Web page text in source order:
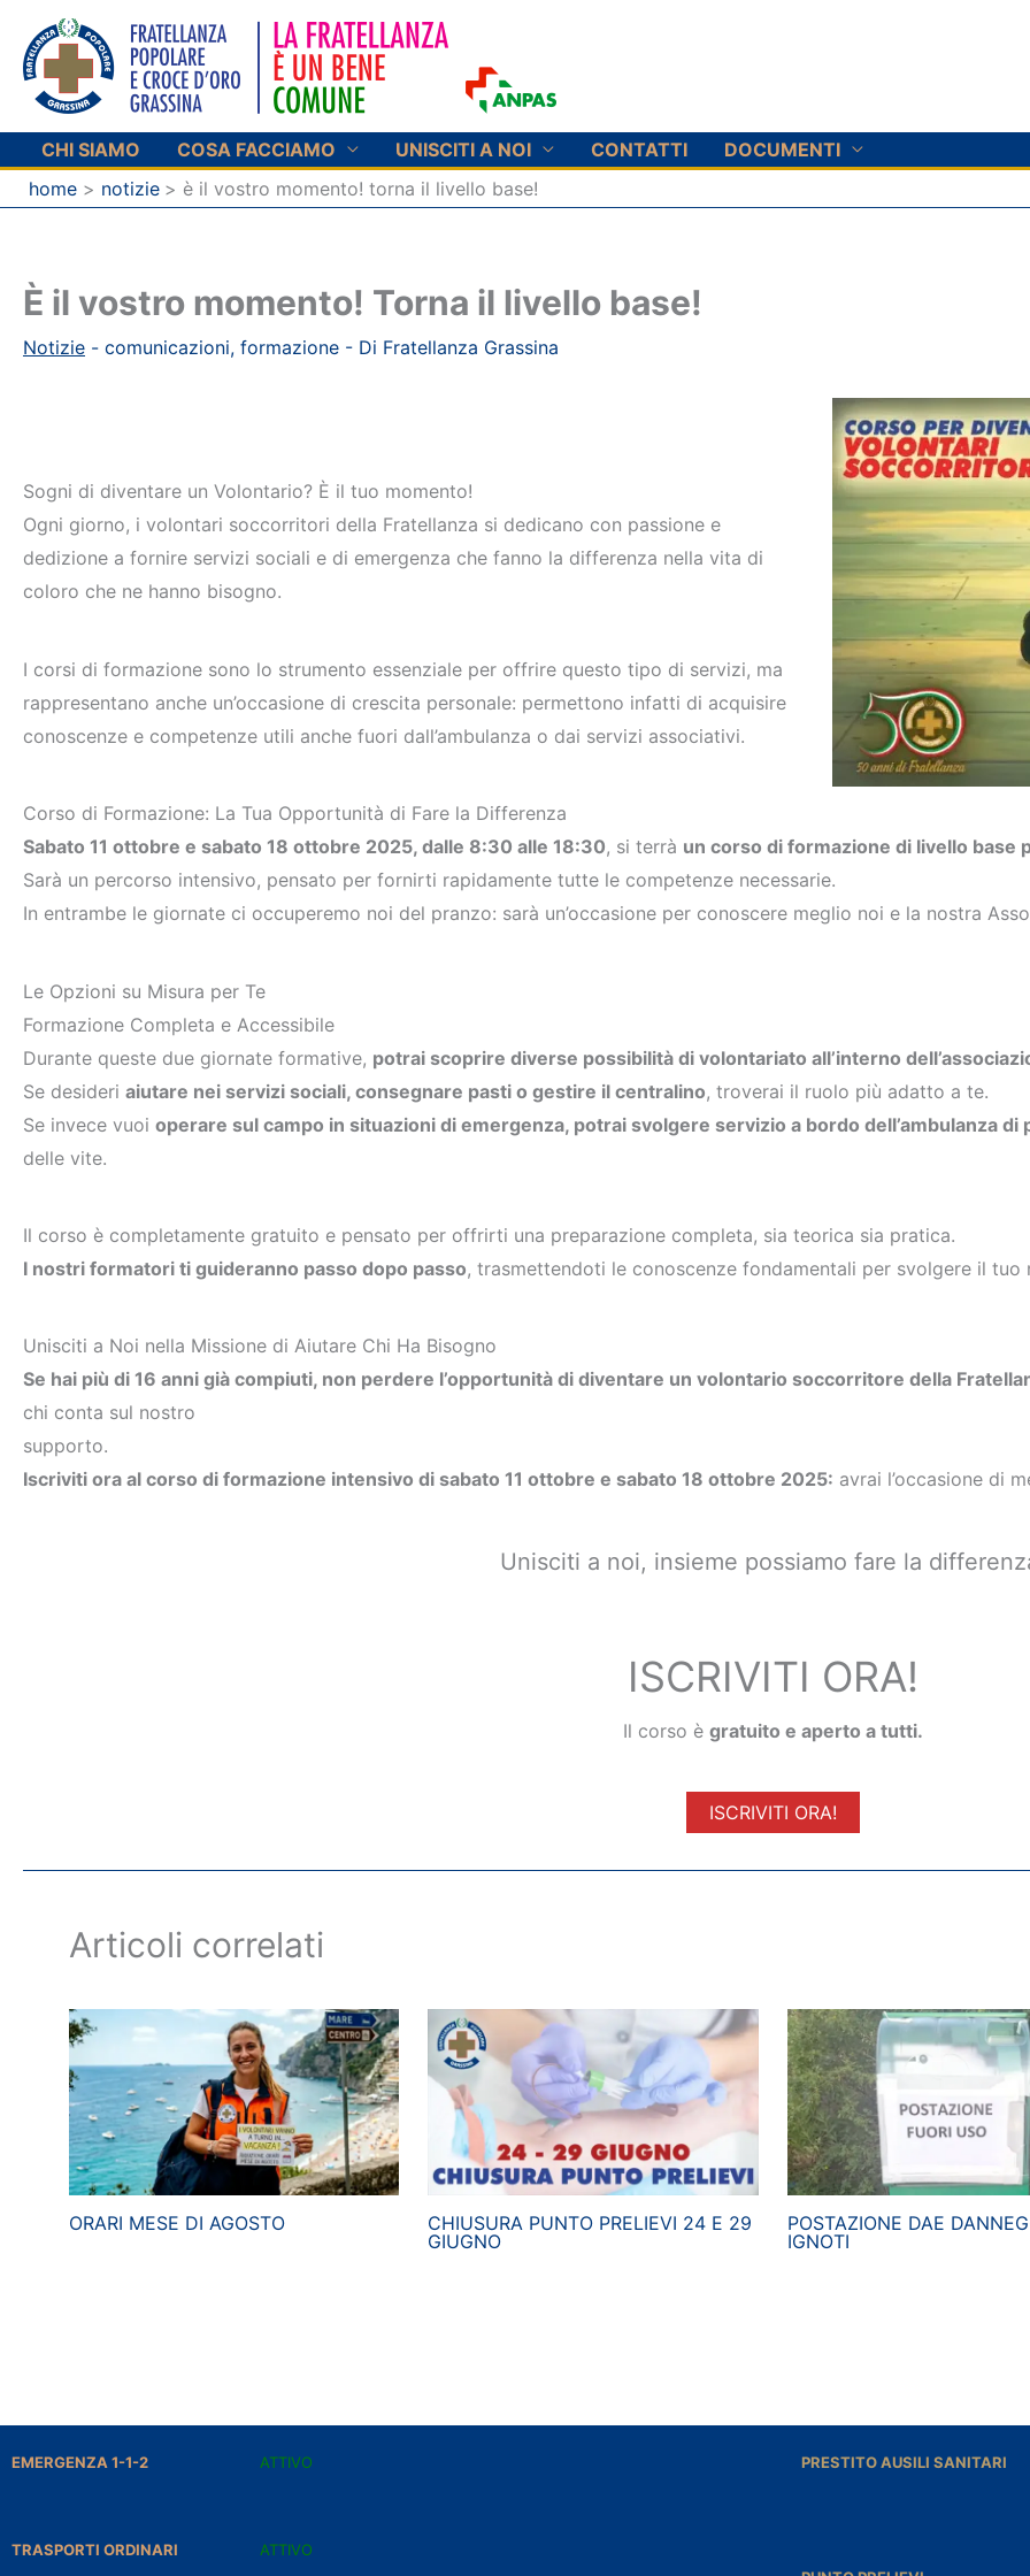
contenuto
CHI SIAMO COSA FACCIAMO UNISCITI A NOI CONTATTI
DOCUMENTI
home
notizie è il vostro momento! torna il livello base!
È il vostro momento! Torna il livello base!
Notizie - comunicazioni, formazione - Di Fratellanza Grassina
Sogni di diventare un Volontario? È il tuo momento!
Ogni giorno, i volontari soccorritori della Fratellanza si dedicano con passione e
dedizione a fornire servizi sociali e di emergenza che fanno la differenza nella vita di
coloro che ne hanno bisogno.
I corsi di formazione sono lo strumento essenziale per offrire questo tipo di servizi, ma
rappresentano anche un’occasione di crescita personale: permettono infatti di acquisire
conoscenze e competenze utili anche fuori dall’ambulanza o dai servizi associativi.
Corso di Formazione: La Tua Opportunità di Fare la Differenza
Sabato 11 ottobre e sabato 18 ottobre 2025, dalle 8:30 alle 18:30, si terrà un corso di formazione di livello base
Sarà un percorso intensivo, pensato per fornirti rapidamente tutte le competenze necessarie.
In entrambe le giornate ci occuperemo noi del pranzo: sarà un’occasione per conoscere meglio noi e la nostra
Le Opzioni su Misura per Te
Formazione Completa e Accessibile
Durante queste due giornate formative, potrai scoprire diverse possibilità di volontariato all’interno
Se desideri aiutare nei servizi sociali, consegnare pasti o gestire il centralino, troverai il ruolo più adatto a te.
Se invece vuoi operare sul campo in situazioni di emergenza, potrai svolgere servizio a bordo dell’ambulanza di
delle vite.
Il corso è completamente gratuito e pensato per offrirti una preparazione completa, sia teorica sia pratica.
I nostri formatori ti guideranno passo dopo passo, trasmettendoti le conoscenze fondamentali per svolgere il
Unisciti a Noi nella Missione di Aiutare Chi Ha Bisogno
Se hai più di 16 anni già compiuti, non perdere l’opportunità di diventare un volontario soccorritore della
chi conta sul nostro
supporto.
Iscriviti ora al corso di formazione intensivo di sabato 11 ottobre e sabato 18 ottobre 2025: avrai l’occasione di
Unisciti a noi, insieme possiamo fare la
ISCRIVITI ORA!
Il corso è gratuito e aperto a tutti.
ISCRIVITI ORA!
Articoli correlati
ORARI MESE DI AGOSTO
CHIUSURA PUNTO PRELIEVI 24 E 29
GIUGNO
POSTAZIONE DAE
IGNOTI
EMERGENZA 1-1-2 ATTIVO
TRASPORTI ORDINARI ATTIVO
PRESTITO AUSILI SANITARI